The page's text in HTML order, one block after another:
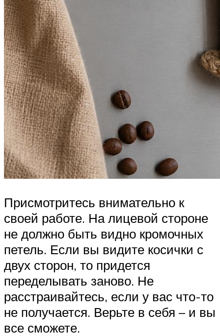
Присмотритесь внимательно к
своей работе. На лицевой стороне
не должно быть видно кромочных
петель. Если вы видите косички с
двух сторон, то придется
переделывать заново. Не
расстраивайтесь, если у вас что-то
не получается. Верьте в себя – и вы
все сможете.